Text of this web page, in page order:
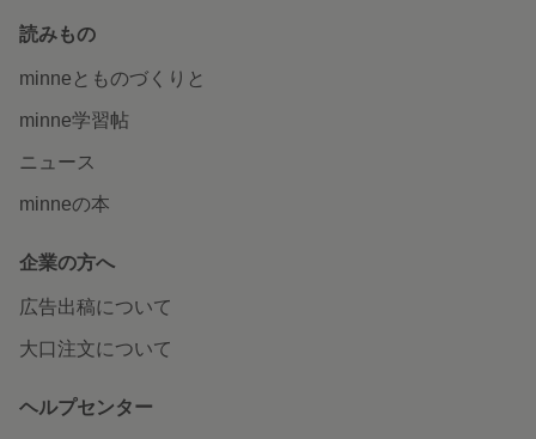
読みもの
minneとものづくりと
minne学習帖
ニュース
minneの本
企業の方へ
広告出稿について
大口注文について
ヘルプセンター